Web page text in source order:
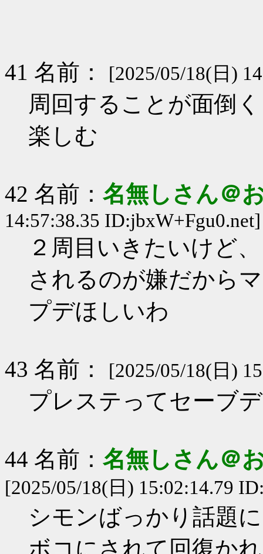
41 名前： [2025/05/18(日)
周回することが面倒
楽しむ
42 名前： 名無しさん＠
14:57:38.35 ID:jbxW+Fgu0.net]
２周目いきたいけど
されるのが嫌だから
プデほしいわ
43 名前： [2025/05/18(日)
プレステってセーブ
44 名前： 名無しさん＠
[2025/05/18(日) 15:02:14.79
シモンばっかり話題
ボコにされて回復か